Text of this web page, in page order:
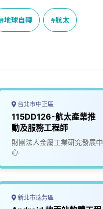
r
e
a
k
n
p
y
L
k
地球自轉 航太
台北市中正區
115DD126-航太產業推
動及服務工程師
財團法人金屬工業研究發展中
心
新北市瑞芳區